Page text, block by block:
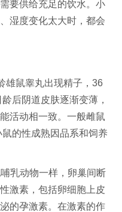
要供给充足的饮水。小
湿度变化太大时，都会
雄鼠睾丸出现精子，36
后阴道皮肤逐渐变薄，
活动相一致。一般雌鼠
的性成熟因品系和饲养
乳动物一样，卵巢间断
激素，包括卵细胞上皮
的孕激素。在激素的作